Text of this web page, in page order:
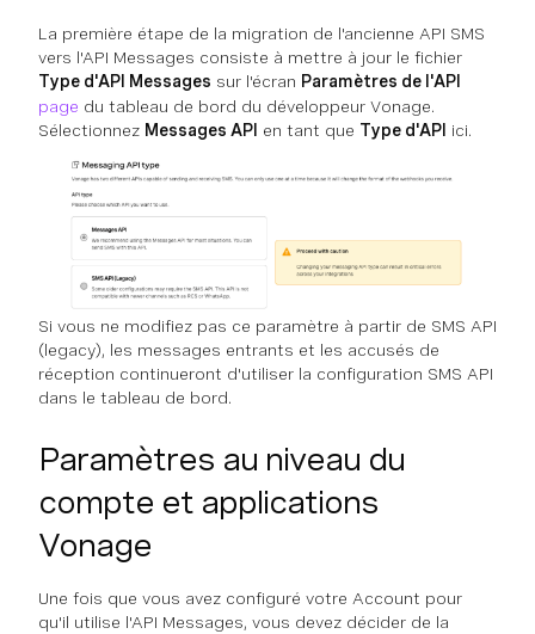
La première étape de la migration de l'ancienne API SMS
vers l'API Messages consiste à mettre à jour le fichier
Type d'API Messages sur l'écran Paramètres de l'API
page du tableau de bord du développeur Vonage.
Sélectionnez Messages API en tant que Type d'API ici.
Si vous ne modifiez pas ce paramètre à partir de SMS API
(legacy), les messages entrants et les accusés de
réception continueront d'utiliser la configuration SMS API
dans le tableau de bord.
Paramètres au niveau du
compte et applications
Vonage
Une fois que vous avez configuré votre Account pour
qu'il utilise l'API Messages, vous devez décider de la